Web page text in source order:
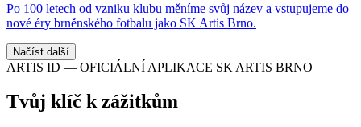
Po 100 letech od vzniku klubu měníme svůj název a vstupujeme do
nové éry brněnského fotbalu jako SK Artis Brno.
Načíst další
ARTIS ID — OFICIÁLNÍ APLIKACE SK ARTIS BRNO
Tvůj klíč k zážitkům